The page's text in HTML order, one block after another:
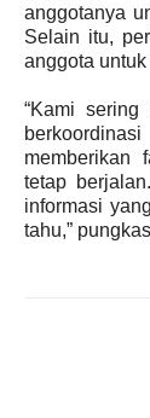
anggotanya
Selain itu,
anggota
“Kami
memberikan
tetap
informasi
tahu,”